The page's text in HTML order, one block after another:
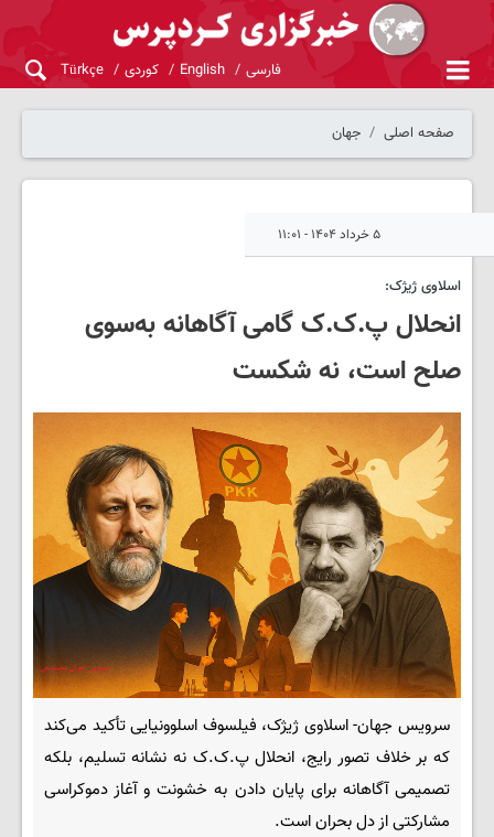
فارسی English کوردی Türkçe
صفحه اصلی جهان
۵ خرداد ۱۴۰۴ - ۱۱:۰۱
اسلاوی ژیژک:
انحلال پ‌.ک‌.ک گامی آگاهانه به‌سوی
صلح است، نه شکست
سرویس جهان- اسلاوی ژیژک، فیلسوف اسلوونیایی تأکید می‌کند
که بر خلاف تصور رایج، انحلال پ‌.ک.‌ک نه نشانه تسلیم، بلکه
تصمیمی آگاهانه برای پایان دادن به خشونت و آغاز دموکراسی
مشارکتی از دل بحران است.